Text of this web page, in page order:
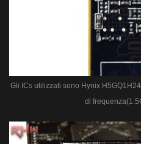
Gli ICs utilizzati sono Hynix
di